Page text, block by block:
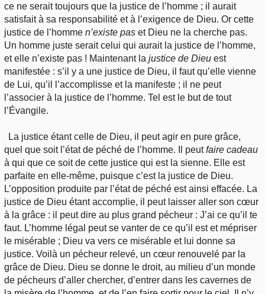
ce ne serait toujours que la justice de l’homme ; il aurait
satisfait à sa responsabilité et à l’exigence de Dieu. Or cette
justice de l’homme n’existe pas et Dieu ne la cherche pas.
Un homme juste serait celui qui aurait la justice de l’homme,
et elle n’existe pas ! Maintenant la justice de Dieu est
manifestée : s’il y a une justice de Dieu, il faut qu’elle vienne
de Lui, qu’il l’accomplisse et la manifeste ; il ne peut
l’associer à la justice de l’homme. Tel est le but de tout
l’Évangile.
La justice étant celle de Dieu, il peut agir en pure grâce,
quel que soit l’état de péché de l’homme. Il peutfaire cadeau
à qui que ce soit de cette justice qui est la sienne. Elle est
parfaite en elle-même, puisque c’est la justice de Dieu.
L’opposition produite par l’état de péché est ainsi effacée. La
justice de Dieu étant accomplie, il peut laisser aller son cœur
à la grâce : il peut dire au plus grand pécheur : J’ai ce qu’il te
faut. L’homme légal peut se vanter de ce qu’il est et mépriser
le misérable ; Dieu va vers ce misérable et lui donne sa
justice. Voilà un pécheur relevé, un cœur renouvelé par la
grâce de Dieu. Dieu se donne le droit, au milieu d’un monde
de pécheurs d’aller chercher, d’entrer dans les cavernes de